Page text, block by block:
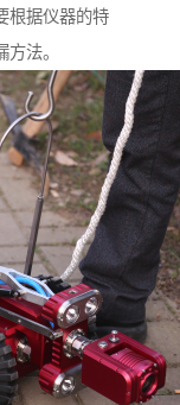
根据仪器的特
法。